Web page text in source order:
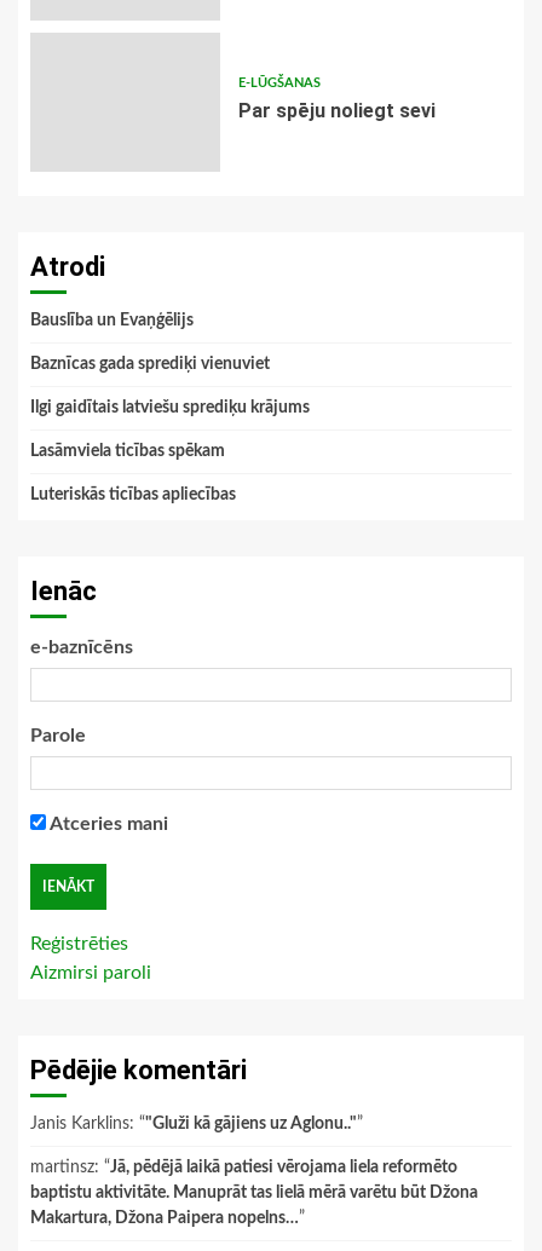
E-LŪGŠANAS
Par spēju noliegt sevi
Atrodi
Bauslība un Evaņģēlijs
Baznīcas gada sprediķi vienuviet
Ilgi gaidītais latviešu sprediķu krājums
Lasāmviela ticības spēkam
Luteriskās ticības apliecības
Ienāc
e-baznīcēns
Parole
Atceries mani
Reģistrēties
Aizmirsi paroli
Pēdējie komentāri
Janis Karklins: “"Gluži kā gājiens uz Aglonu.."”
martinsz: “Jā, pēdējā laikā patiesi vērojama liela reformēto
baptistu aktivitāte. Manuprāt tas lielā mērā varētu būt Džona
Makartura, Džona Paipera nopelns…”